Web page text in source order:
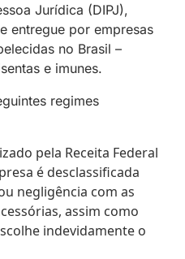
Jurídica (DIPJ),
entregue por empresas
no Brasil –
e imunes.
regimes
pela Receita Federal
é desclassificada
negligência com as
assim como
indevidamente o